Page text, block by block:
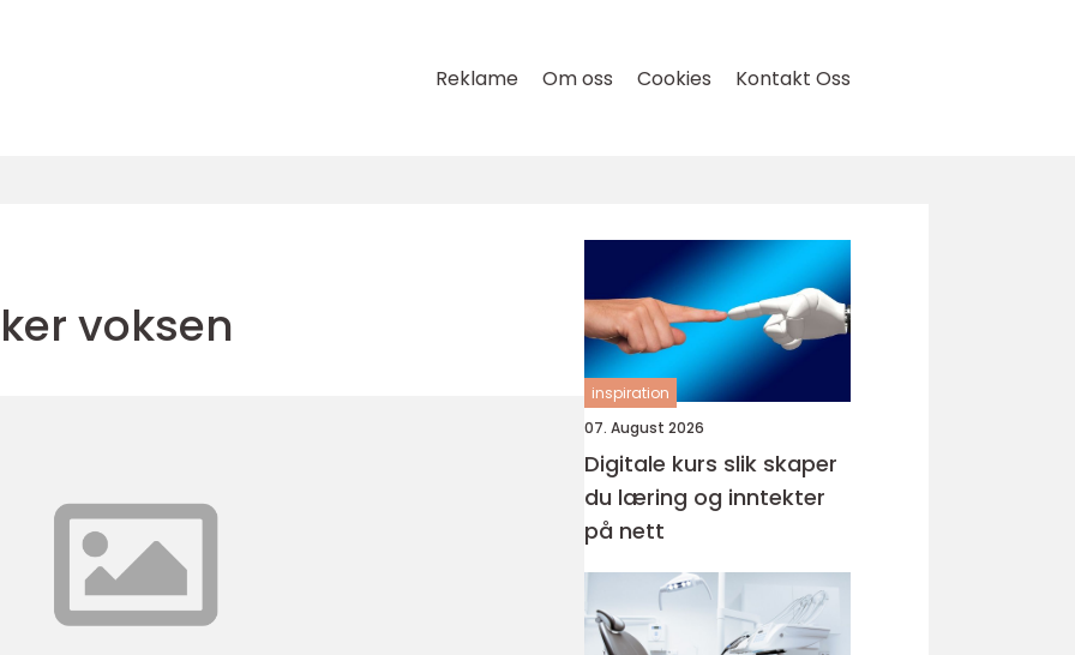
Reklame Om oss Cookies Kontakt Oss
voksen
inspiration
07. August 2026
Digitale kurs slik skaper
du læring og inntekter
på nett